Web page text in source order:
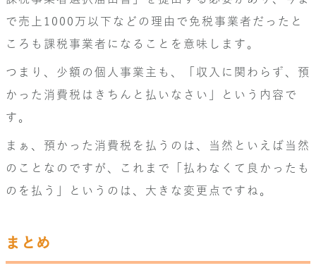
で売上1000万以下などの理由で免税事業者だったと
ころも課税事業者になることを意味します。
つまり、少額の個人事業主も、「収入に関わらず、預
かった消費税はきちんと払いなさい」という内容で
す。
まぁ、預かった消費税を払うのは、当然といえば当然
のことなのですが、これまで「払わなくて良かったも
のを払う」というのは、大きな変更点ですね。
まとめ